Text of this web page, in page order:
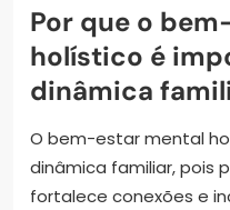
Por que o
holístico é
dinâmica
O bem-estar mental
dinâmica familiar, pois
fortalece conexões e